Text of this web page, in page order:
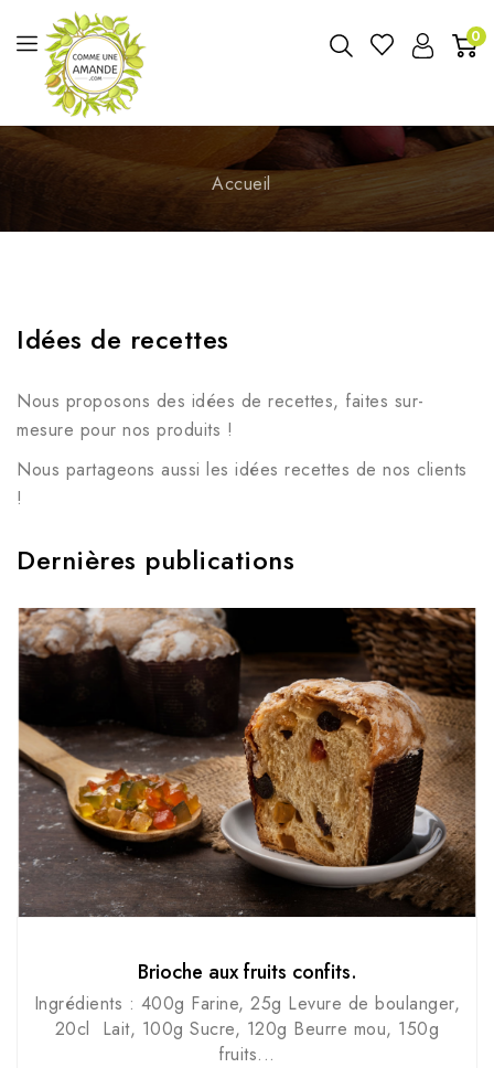
0
Accueil
Idées de recettes
Nous proposons des idées de recettes, faites sur-
mesure pour nos produits !
Nous partageons aussi les idées recettes de nos clients
!
Dernières publications
Brioche aux fruits confits.
Ingrédients : 400g Farine, 25g Levure de boulanger,
20cl Lait, 100g Sucre, 120g Beurre mou, 150g
fruits...